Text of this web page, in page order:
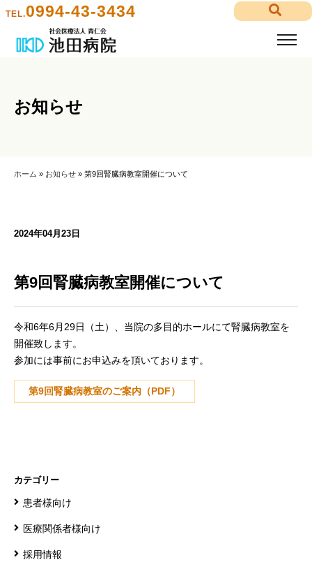
TEL.0994-43-3434
お知らせ
ホーム » お知らせ » 第9回腎臓病教室開催について
2024年04月23日
第9回腎臓病教室開催について
令和6年6月29日（土）、当院の多目的ホールにて腎臓病教室を
開催致します。
参加には事前にお申込みを頂いております。
第9回腎臓病教室のご案内（PDF）
カテゴリー
患者様向け
医療関係者様向け
採用情報